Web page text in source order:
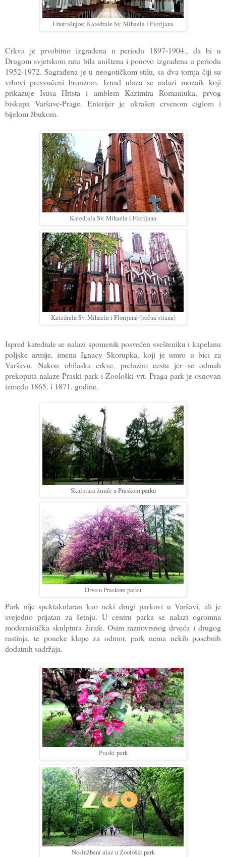
Unutrašnjost Katedrale Sv. Mihaela i Florijana
Crkva je prvobitno izgrađena u periodu 1897-1904., da bi u
Drugom svjetskom ratu bila uništena i ponovo izgrađena u periodu
1952-1972. Sagrađena je u neogotičkom stilu, sa dva tornja čiji su
vrhovi presvučeni bronzom. Iznad ulaza se nalazi mozaik koji
prikazuje Isusa Hrista i amblem Kazimira Romaniuka, prvog
biskupa Varšave-Prage. Enterijer je ukrašen crvenom ciglom i
bijelom žbukom.
Katedrala Sv. Mihaela i Florijana
Katedrala Sv. Mihaela i Florijana (bočna strana)
Ispred katedrale se nalazi spomenik posvećen svešteniku i kapelanu
poljske armije, imena Ignacy Skorupka, koji je umro u bici za
Varšavu. Nakon obilaska crkve, prelazim cestu jer se odmah
prekoputa nalaze Praski park i Zoološki vrt. Praga park je osnovan
između 1865. i 1871. godine.
Skulptura žirafe u Praskom parku
Drvo u Praskom parku
Park nije spektakularan kao neki drugi parkovi u Varšavi, ali je
svejedno prijatan za šetnju. U centru parka se nalazi ogromna
modernistička skulptura žirafe. Osim raznovrsnog drveća i drugog
rastinja, te poneke klupe za odmor, park nema nekih posebnih
dodatnih sadržaja.
Praski park
Neslužbeni ulaz u Zoološki park